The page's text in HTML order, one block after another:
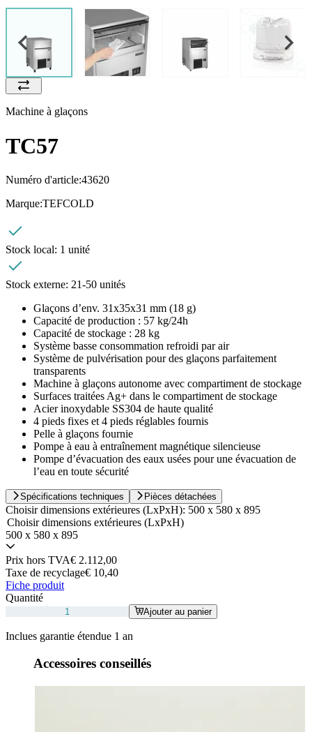
Machine à glaçons
TC57
Numéro d'article:43620
Marque:TEFCOLD
Stock local: 1 unité
Stock externe: 21-50 unités
Glaçons d’env. 31x35x31 mm (18 g)
Capacité de production : 57 kg/24h
Capacité de stockage : 28 kg
Système basse consommation refroidi par air
Système de pulvérisation pour des glaçons parfaitement
transparents
Machine à glaçons autonome avec compartiment de stockage
Surfaces traitées Ag+ dans le compartiment de stockage
Acier inoxydable SS304 de haute qualité
4 pieds fixes et 4 pieds réglables fournis
Pelle à glaçons fournie
Pompe à eau à entraînement magnétique silencieuse
Pompe d’évacuation des eaux usées pour une évacuation de
l’eau en toute sécurité
Spécifications techniques Pièces détachées
Choisir dimensions extérieures (LxPxH): 500 x 580 x 895
Choisir dimensions extérieures (LxPxH)
500 x 580 x 895
Prix hors TVA€ 2.112,00
Taxe de recyclage€ 10,40
Fiche produit
Quantité
Ajouter au panier
Inclues garantie étendue 1 an
Accessoires conseillés